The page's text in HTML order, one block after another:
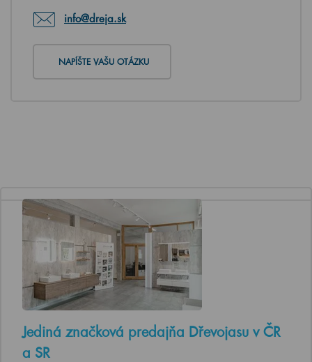
info@dreja.sk
NAPÍŠTE VAŠU OTÁZKU
Jediná značková predajňa Dřevojasu v ČR
a SR